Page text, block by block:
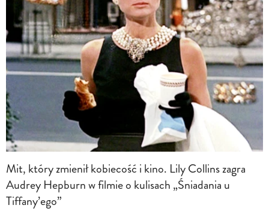
Mit, który zmienił kobiecość i kino. Lily Collins zagra
Audrey Hepburn w filmie o kulisach „Śniadania u
Tiffany’ego”